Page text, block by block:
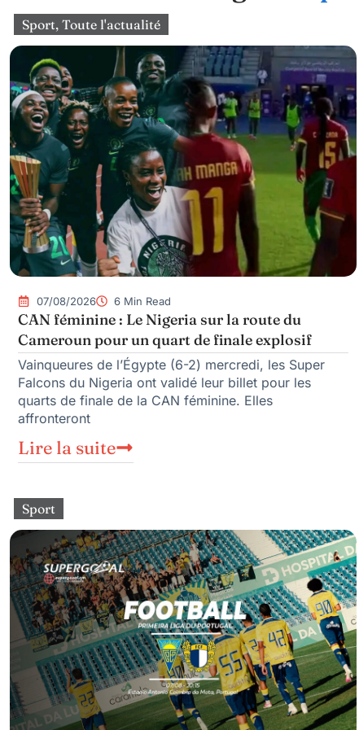
Sport, Toute l'actualité
07/08/2026 6 Min Read
CAN féminine : Le Nigeria sur la route du
Cameroun pour un quart de finale explosif
Vainqueures de l’Égypte (6-2) mercredi, les Super
Falcons du Nigeria ont validé leur billet pour les
quarts de finale de la CAN féminine. Elles
affronteront
Lire la suite
Sport